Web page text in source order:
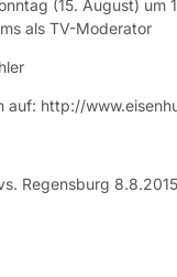
(15. August) um
auf: http://
Regensburg 8.8.2015